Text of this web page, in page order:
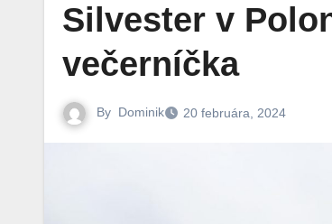
Silvester v
večerníčka
By Dominik 20 februára, 2024